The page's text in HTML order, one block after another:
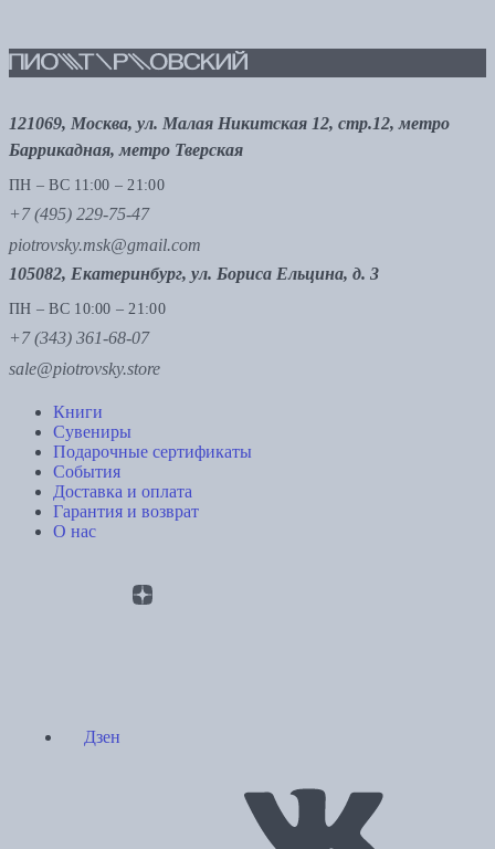
121069, Москва, ул. Малая Никитская 12, стр.12, метро
Баррикадная, метро Тверская
ПН – ВС 11:00 – 21:00
+7 (495) 229-75-47
piotrovsky.msk@gmail.com
105082, Екатеринбург, ул. Бориса Ельцина, д. 3
ПН – ВС 10:00 – 21:00
+7 (343) 361-68-07
sale@piotrovsky.store
Книги
Сувениры
Подарочные сертификаты
События
Доставка и оплата
Гарантия и возврат
О нас
Дзен